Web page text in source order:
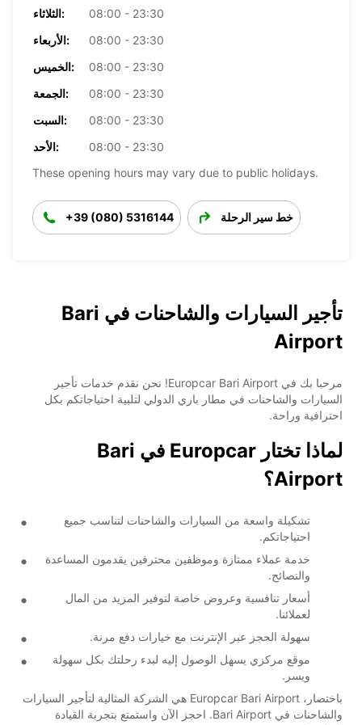
الثلاثاء:
08:00 - 23:30
الأربعاء:
08:00 - 23:30
الخميس:
08:00 - 23:30
الجمعة:
08:00 - 23:30
السبت:
08:00 - 23:30
الأحد:
08:00 - 23:30
These opening hours may vary due to public holidays.
+39 (080) 5316144 خط سير الرحلة
تأجير السيارات والشاحنات في Bari
Airport
مرحبا بك في Europcar Bari Airport! نحن نقدم خدمات تأجير
السيارات والشاحنات في مطار باري الدولي لتلبية احتياجاتكم بكل
احترافية وراحة.
لماذا تختار Europcar في Bari
Airport؟
تشكيلة واسعة من السيارات والشاحنات لتناسب جميع
احتياجاتكم.
خدمة عملاء ممتازة وموظفين محترفين يقدمون المساعدة
والنصائح.
أسعار تنافسية وعروض خاصة لتوفير المزيد من المال
لعملائنا.
سهولة الحجز عبر الإنترنت مع خيارات دفع مرنة.
موقع مركزي يسهل الوصول إليه لبدء رحلتك بكل سهولة
ويسر.
باختصار، Europcar Bari Airport هي الشركة المثالية لتأجير السيارات
والشاحنات في Bari Airport. احجز الآن واستمتع بتجربة القيادة